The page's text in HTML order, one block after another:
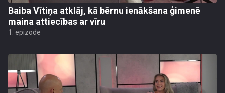
Baiba Vītiņa atklāj, kā bērnu ienākšana ģimenē
maina attiecības ar vīru
1. epizode